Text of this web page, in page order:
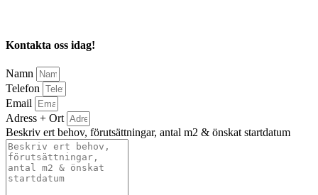
Kontakta oss idag!
Namn
Telefon
Email
Adress + Ort
Beskriv ert behov, förutsättningar, antal m2 & önskat startdatum